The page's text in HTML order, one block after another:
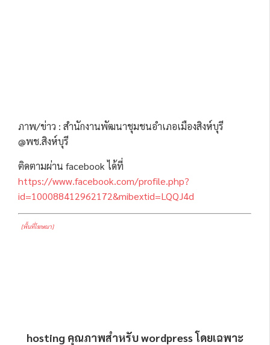
ภาพ/ข่าว : สำนักงานพัฒนาชุมชนอำเภอเมืองสิงห์บุรี
@พช.สิงห์บุรี
ติดตามผ่าน facebook ได้ที่
https://www.facebook.com/profile.php?
id=100088412962172&mibextid=LQQJ4d
[พื้นที่โฆษณา]
hosting คุณภาพสำหรับ wordpress โดยเฉพาะ